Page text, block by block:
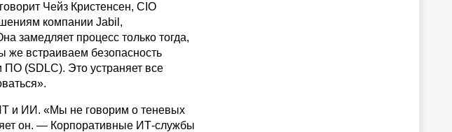
Чейз Кристенсен, CIO
компании Jabil,
замедляет процесс только тогда,
встраиваем безопасность
ПО (SDLC). Это устраняет все
и ИИ. «Мы не говорим о теневых
он. — Корпоративные ИТ-службы